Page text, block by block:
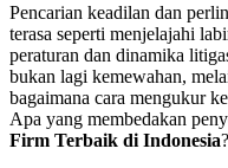
Pencarian keadilan dan
terasa seperti menjelajahi
peraturan dan dinamika
bukan lagi kemewahan,
bagaimana cara mengukur
Apa yang membedakan
Firm Terbaik di Indonesia?